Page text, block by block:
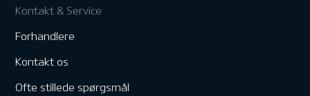
Kontakt & Service
Forhandlere
Kontakt os
Ofte stillede spørgsmål